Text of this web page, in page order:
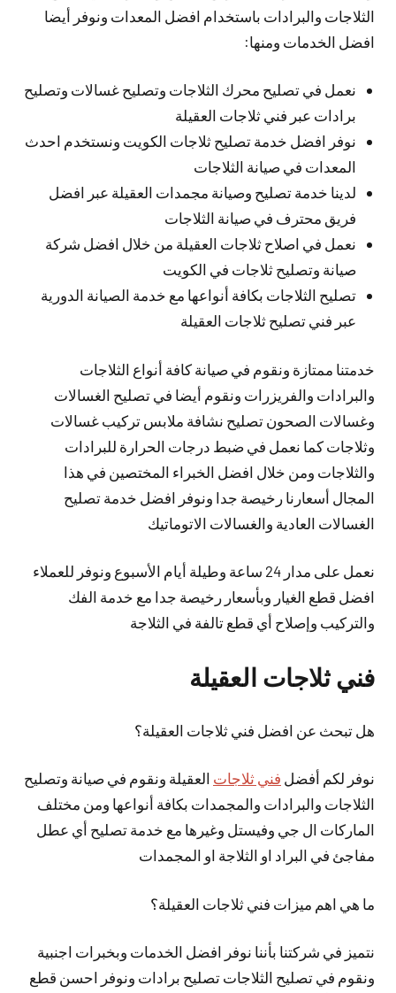
الثلاجات والبرادات باستخدام افضل المعدات ونوفر أيضا
افضل الخدمات ومنها:
نعمل في تصليح محرك الثلاجات وتصليح غسالات وتصليح
برادات عبر فني ثلاجات العقيلة
نوفر افضل خدمة تصليح ثلاجات الكويت ونستخدم احدث
المعدات في صيانة الثلاجات
لدينا خدمة تصليح وصيانة مجمدات العقيلة عبر افضل
فريق محترف في صيانة الثلاجات
نعمل في اصلاح ثلاجات العقيلة من خلال افضل شركة
صيانة وتصليح ثلاجات في الكويت
تصليح الثلاجات بكافة أنواعها مع خدمة الصيانة الدورية
عبر فني تصليح ثلاجات العقيلة
خدمتنا ممتازة ونقوم في صيانة كافة أنواع الثلاجات
والبرادات والفريزرات ونقوم أيضا في تصليح الغسالات
وغسالات الصحون تصليح نشافة ملابس تركيب غسالات
وثلاجات كما نعمل في ضبط درجات الحرارة للبرادات
والثلاجات ومن خلال افضل الخبراء المختصين في هذا
المجال أسعارنا رخيصة جدا ونوفر افضل خدمة تصليح
الغسالات العادية والغسالات الاتوماتيك
نعمل على مدار 24 ساعة وطيلة أيام الأسبوع ونوفر للعملاء
افضل قطع الغيار وبأسعار رخيصة جدا مع خدمة الفك
والتركيب وإصلاح أي قطع تالفة في الثلاجة
فني ثلاجات العقيلة
هل تبحث عن افضل فني ثلاجات العقيلة؟
نوفر لكم أفضل فني ثلاجات العقيلة ونقوم في صيانة وتصليح
الثلاجات والبرادات والمجمدات بكافة أنواعها ومن مختلف
الماركات ال جي وفيستل وغيرها مع خدمة تصليح أي عطل
مفاجئ في البراد او الثلاجة او المجمدات
ما هي اهم ميزات فني ثلاجات العقيلة؟
نتميز في شركتنا بأننا نوفر افضل الخدمات وبخبرات اجنبية
ونقوم في تصليح الثلاجات تصليح برادات ونوفر احسن قطع